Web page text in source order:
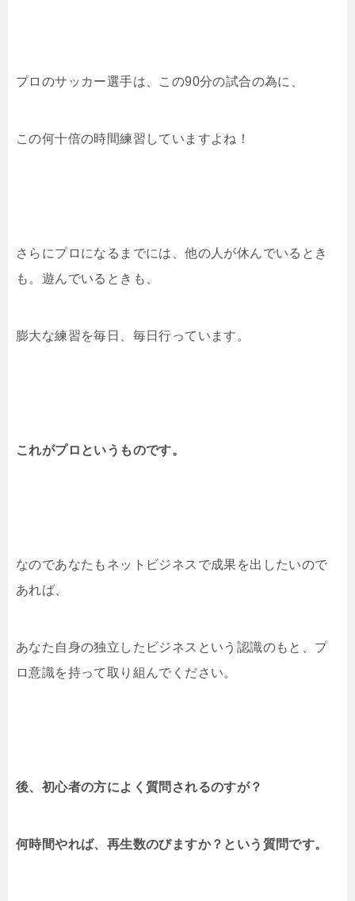
プロのサッカー選手は、この90分の試合の為に、
この何十倍の時間練習していますよね！
さらにプロになるまでには、他の人が休んでいるとき
も。遊んでいるときも、
膨大な練習を毎日、毎日行っています。
これがプロというものです。
なのであなたもネットビジネスで成果を出したいので
あれば、
あなた自身の独立したビジネスという認識のもと、プ
ロ意識を持って取り組んでください。
後、初心者の方によく質問されるのすが？
何時間やれば、再生数のびますか？という質問です。